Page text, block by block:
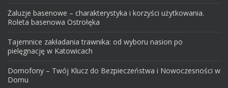
Żaluzje basenowe – charakterystyka i korzyści użytkowania.
Roleta basenowa Ostrołęka
Tajemnice zakładania trawnika: od wyboru nasion po
pielęgnację w Katowicach
Domofony – Twój Klucz do Bezpieczeństwa i Nowoczesności w
Domu